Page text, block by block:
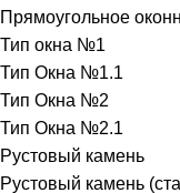
Прямоугольное
Тип окна №1
Тип Окна №1.1
Тип Окна №2
Тип Окна №2.1
Рустовый камень
Рустовый камень